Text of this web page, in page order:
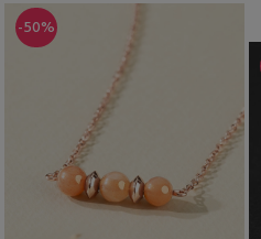
-50%